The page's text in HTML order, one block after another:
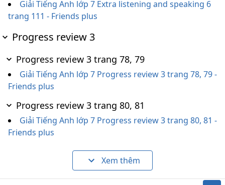
Giải Tiếng Anh lớp 7 Extra listening and speaking 6
trang 111 - Friends plus
Progress review 3
Progress review 3 trang 78, 79
Giải Tiếng Anh lớp 7 Progress review 3 trang 78, 79 -
Friends plus
Progress review 3 trang 80, 81
Giải Tiếng Anh lớp 7 Progress review 3 trang 80, 81 -
Friends plus
Xem thêm